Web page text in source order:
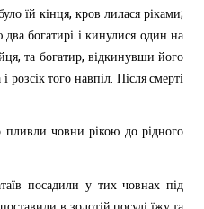
їй кінця, кров лилася ріками;
два богатирі і кинулися один на
,та богатир, відкинувши його
і розсік того навпіл. Після смерті
пливли човни рікою до рідного
посадили у тих човнах під
поставили в золотій посуді їжу та